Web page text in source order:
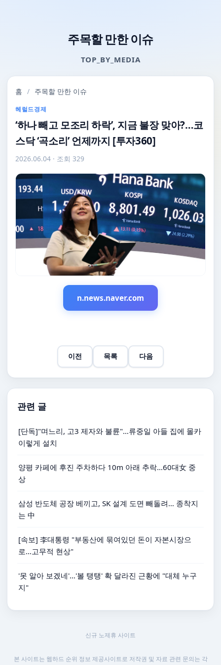
주목할 만한 이슈
TOP_BY_MEDIA
홈 / 주목할 만한 이슈
헤럴드경제
‘하나 빼고 모조리 하락’, 지금 불장 맞아?…코
스닥 ‘곡소리’ 언제까지 [투자360]
2026.06.04 · 조회 329
n.news.naver.com
이전 목록 다음
관련 글
[단독]"며느리, 고3 제자와 불륜"…류중일 아들 집에 몰카
이렇게 설치
양평 카페에 후진 주차하다 10m 아래 추락…60대女 중
상
삼성 반도체 공장 베끼고, SK 설계 도면 빼돌려… 종착지
는 中
[속보] 李대통령 "부동산에 묶여있던 돈이 자본시장으
로…고무적 현상"
'못 알아 보겠네'…'볼 탱탱' 확 달라진 근황에 "대체 누구
지"
신규 노제휴 사이트
본 사이트는 웹하드 순위 정보 제공사이트로 저작권 및 자료 관련 문의는 각